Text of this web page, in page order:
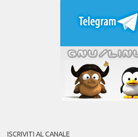
ISCRIVITI AL CANALE